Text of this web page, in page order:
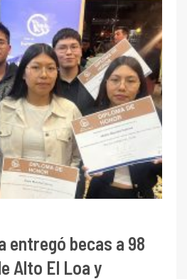
entregó becas a 98
Alto El Loa y